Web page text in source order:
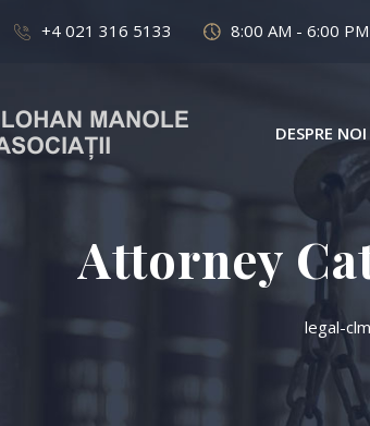
+4 021 316 5133 8:00 AM - 6:00 PM
DESPRE NOI
Attorney
legal-